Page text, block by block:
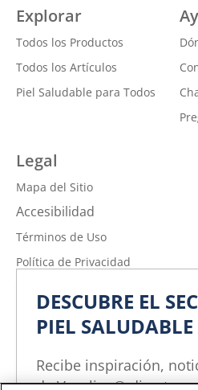
Explorar
Todos los Productos
Todos los Artículos
Piel Saludable para Todos
Legal
Mapa del Sitio
Accesibilidad
Términos de Uso
Política de Privacidad
Política de Privacidad de la
Consumidor
Limitar el uso de mi información
Adchoices - Do not sell or
DESCUBRE EL
PIEL SALUDABLE
Recibe inspiración,
de Vaseline®